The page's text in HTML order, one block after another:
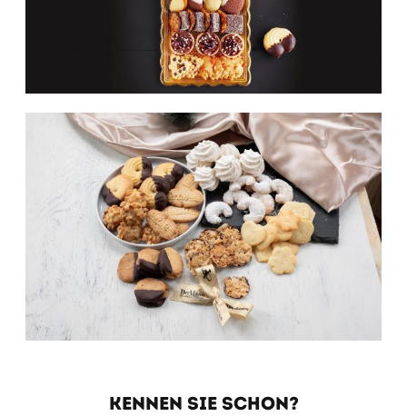
KENNEN SIE SCHON?